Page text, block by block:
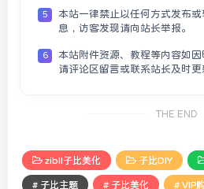
5
本站一律禁止以任何方式发布
息，访客发现请向站长举报。
6
本站附件资源、教程等内容如因
请评论区留言或联系站长及时更
THE END
zibll子比美化 子比DIY
# 子比主题 # 子比美化 # VIP